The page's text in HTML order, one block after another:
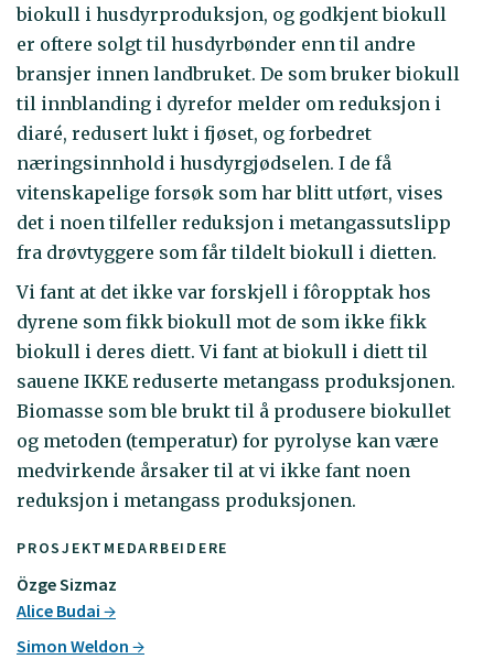
PROSJEKTMEDARBEIDERE
Özge Sizmaz
Alice Budai
Simon Weldon
biokull i husdyrproduksjon, og godkjent biokull
er oftere solgt til husdyrbønder enn til andre
bransjer innen landbruket. De som bruker biokull
til innblanding i dyrefor melder om reduksjon i
diaré, redusert lukt i fjøset, og forbedret
næringsinnhold i husdyrgjødselen. I de få
vitenskapelige forsøk som har blitt utført, vises
det i noen tilfeller reduksjon i metangassutslipp
fra drøvtyggere som får tildelt biokull i dietten.
Vi fant at det ikke var forskjell i fôropptak hos
dyrene som fikk biokull mot de som ikke fikk
biokull i deres diett. Vi fant at biokull i diett til
sauene IKKE reduserte metangass produksjonen.
Biomasse som ble brukt til å produsere biokullet
og metoden (temperatur) for pyrolyse kan være
medvirkende årsaker til at vi ikke fant noen
reduksjon i metangass produksjonen.